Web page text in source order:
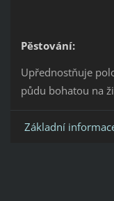
Pěstování:
Upřednostňuje
půdu bohatou na
Základní